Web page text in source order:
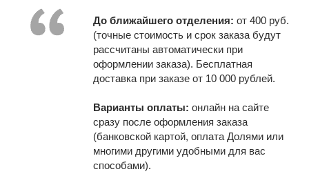
До ближайшего отделения: от 400 руб.
(точные стоимость и срок заказа будут
рассчитаны автоматически при
оформлении заказа). Бесплатная
доставка при заказе от 10 000 рублей.
Варианты оплаты: онлайн на сайте
сразу после оформления заказа
(банковской картой, оплата Долями или
многими другими удобными для вас
способами).